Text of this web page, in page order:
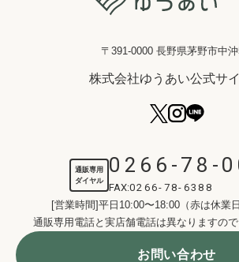
〒391-0000 長野県茅野市中
株式会社ゆうあい公式サ
通販専用
ダイヤル
0266-78-
FAX:0266-78-6388
[営業時間]平日10:00〜18:00（赤は休業
通販専用電話と実店舗電話は異なりますので
お問い合わせ